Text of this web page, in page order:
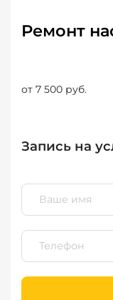
Ремонт
от 7 500 руб.
Запись на